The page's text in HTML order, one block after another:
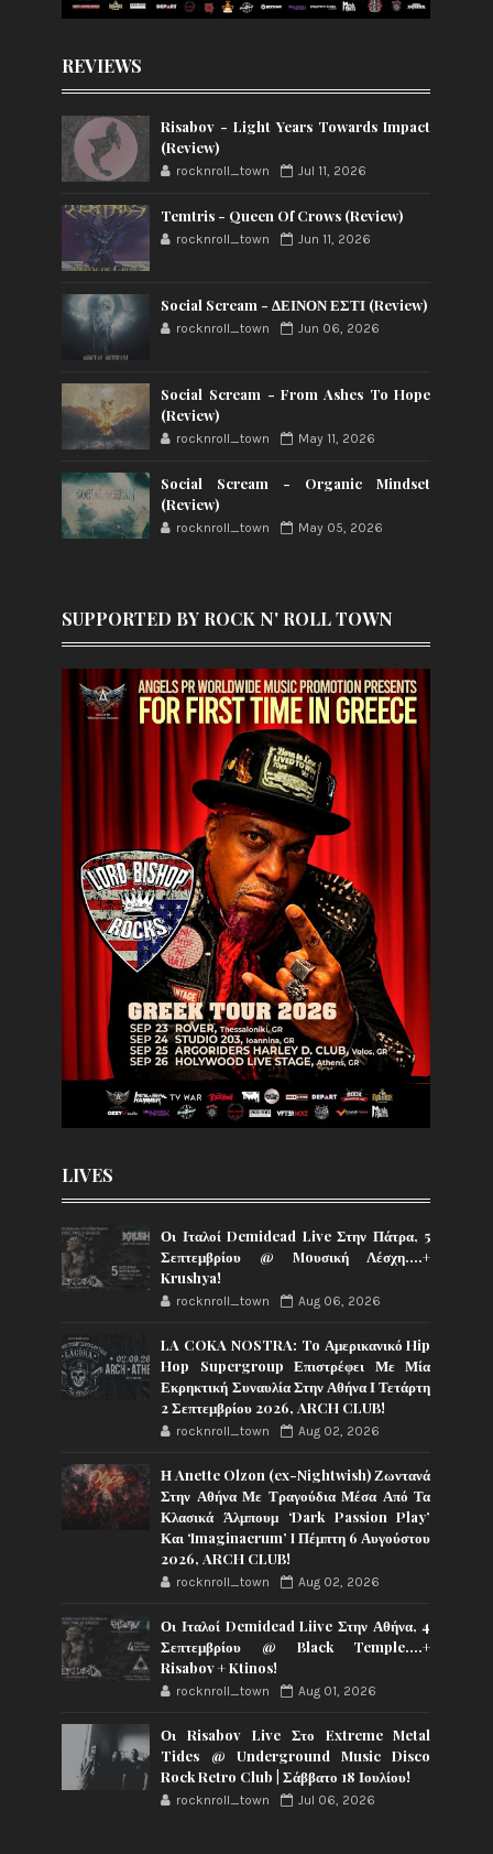
REVIEWS
Risabov - Light Years Towards Impact
(Review)
rocknroll_town Jul 11, 2026
Temtris - Queen Of Crows (Review)
rocknroll_town Jun 11, 2026
Social Scream - ΔΕΙΝΟΝ ΕΣΤΙ (Review)
rocknroll_town Jun 06, 2026
Social Scream - From Ashes To Hope
(Review)
rocknroll_town May 11, 2026
Social Scream - Organic Mindset
(Review)
rocknroll_town May 05, 2026
SUPPORTED BY ROCK N' ROLL TOWN
LIVES
Οι Ιταλοί Demidead Live Στην Πάτρα, 5
Σεπτεμβρίου @ Moυσική Λέσχη….+
Krushya!
rocknroll_town Aug 06, 2026
LA COKA NOSTRA: To Αμερικανικό Hip
Hop Supergroup Επιστρέφει Με Μία
Εκρηκτική Συναυλία Στην Αθήνα Ι Τετάρτη
2 Σεπτεμβρίου 2026, ARCH CLUB!
rocknroll_town Aug 02, 2026
Η Anette Olzon (ex-Nightwish) Ζωντανά
Στην Αθήνα Με Τραγούδια Μέσα Από Τα
Κλασικά Άλμπουμ ‘Dark Passion Play’
Και ‘Imaginaerum’ I Πέμπτη 6 Αυγούστου
2026, ARCH CLUB!
rocknroll_town Aug 02, 2026
Οι Ιταλοί Demidead Liive Στην Αθήνα, 4
Σεπτεμβρίου @ Black Temple….+
Risabov + Ktinos!
rocknroll_town Aug 01, 2026
Οι Risabov Live Στο Extreme Metal
Tides @ Underground Music Disco
Rock Retro Club | Σάββατο 18 Ιουλίου!
rocknroll_town Jul 06, 2026